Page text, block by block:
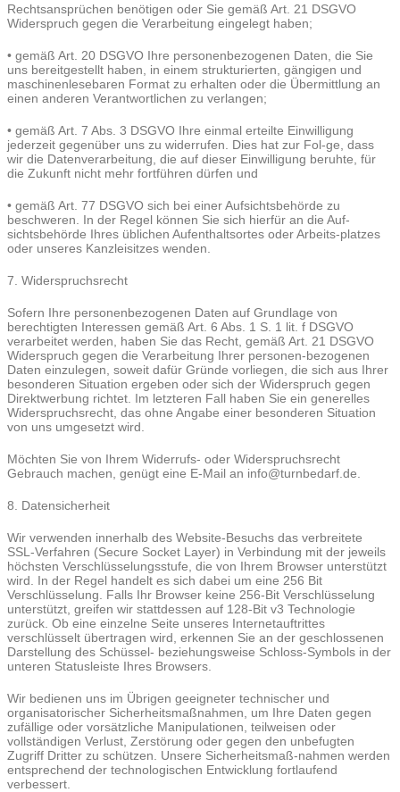
Rechtsansprüchen benötigen oder Sie gemäß Art. 21 DSGVO
Widerspruch gegen die Verarbeitung eingelegt haben;
• gemäß Art. 20 DSGVO Ihre personenbezogenen Daten, die Sie
uns bereitgestellt haben, in einem strukturierten, gängigen und
maschinenlesebaren Format zu erhalten oder die Übermittlung an
einen anderen Verantwortlichen zu verlangen;
• gemäß Art. 7 Abs. 3 DSGVO Ihre einmal erteilte Einwilligung
jederzeit gegenüber uns zu widerrufen. Dies hat zur Fol-ge, dass
wir die Datenverarbeitung, die auf dieser Einwilligung beruhte, für
die Zukunft nicht mehr fortführen dürfen und
• gemäß Art. 77 DSGVO sich bei einer Aufsichtsbehörde zu
beschweren. In der Regel können Sie sich hierfür an die Auf-
sichtsbehörde Ihres üblichen Aufenthaltsortes oder Arbeits-platzes
oder unseres Kanzleisitzes wenden.
7. Widerspruchsrecht
Sofern Ihre personenbezogenen Daten auf Grundlage von
berechtigten Interessen gemäß Art. 6 Abs. 1 S. 1 lit. f DSGVO
verarbeitet werden, haben Sie das Recht, gemäß Art. 21 DSGVO
Widerspruch gegen die Verarbeitung Ihrer personen-bezogenen
Daten einzulegen, soweit dafür Gründe vorliegen, die sich aus Ihrer
besonderen Situation ergeben oder sich der Widerspruch gegen
Direktwerbung richtet. Im letzteren Fall haben Sie ein generelles
Widerspruchsrecht, das ohne Angabe einer besonderen Situation
von uns umgesetzt wird.
Möchten Sie von Ihrem Widerrufs- oder Widerspruchsrecht
Gebrauch machen, genügt eine E-Mail an info@turnbedarf.de.
8. Datensicherheit
Wir verwenden innerhalb des Website-Besuchs das verbreitete
SSL-Verfahren (Secure Socket Layer) in Verbindung mit der jeweils
höchsten Verschlüsselungsstufe, die von Ihrem Browser unterstützt
wird. In der Regel handelt es sich dabei um eine 256 Bit
Verschlüsselung. Falls Ihr Browser keine 256-Bit Verschlüsselung
unterstützt, greifen wir stattdessen auf 128-Bit v3 Technologie
zurück. Ob eine einzelne Seite unseres Internetauftrittes
verschlüsselt übertragen wird, erkennen Sie an der geschlossenen
Darstellung des Schüssel- beziehungsweise Schloss-Symbols in der
unteren Statusleiste Ihres Browsers.
Wir bedienen uns im Übrigen geeigneter technischer und
organisatorischer Sicherheitsmaßnahmen, um Ihre Daten gegen
zufällige oder vorsätzliche Manipulationen, teilweisen oder
vollständigen Verlust, Zerstörung oder gegen den unbefugten
Zugriff Dritter zu schützen. Unsere Sicherheitsmaß-nahmen werden
entsprechend der technologischen Entwicklung fortlaufend
verbessert.